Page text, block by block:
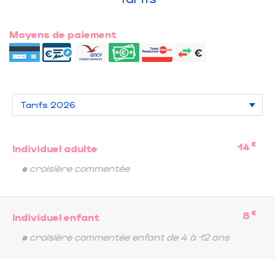
Moyens de paiement
Individuel adulte 14 €
• croisière commentée
Individuel enfant 8 €
• croisière commentée enfant de 4 à 12 ans